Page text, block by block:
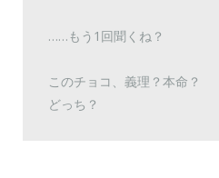
……もう1回聞くね？
このチョコ、義理？本命？
どっち？